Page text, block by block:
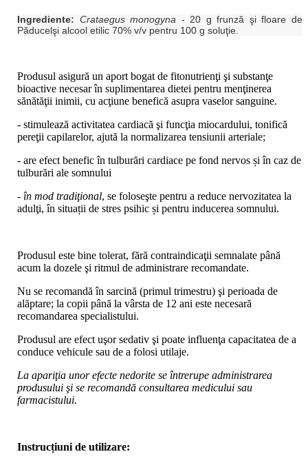
Ingrediente: Crataegus monogyna - 20 g frunză şi floare de
Păducelşi alcool etilic 70% v/v pentru 100 g soluţie.
Produsul asigură un aport bogat de fitonutrienţi şi substanţe
bioactive necesar în suplimentarea dietei pentru menţinerea
sănătăţii inimii, cu acţiune benefică asupra vaselor sanguine.
- stimulează activitatea cardiacă şi funcţia miocardului, tonifică
pereţii capilarelor, ajută la normalizarea tensiunii arteriale;
- are efect benefic în tulburări cardiace pe fond nervos și în caz de
tulburări ale somnului
- în mod tradiţional, se foloseşte pentru a reduce nervozitatea la
adulţi, în situații de stres psihic și pentru inducerea somnului.
Produsul este bine tolerat, fără contraindicaţii semnalate până
acum la dozele şi ritmul de administrare recomandate.
Nu se recomandă în sarcină (primul trimestru) şi perioada de
alăptare; la copii până la vârsta de 12 ani este necesară
recomandarea specialistului.
Produsul are efect uşor sedativ şi poate influenţa capacitatea de a
conduce vehicule sau de a folosi utilaje.
La apariţia unor efecte nedorite se întrerupe administrarea
produsului şi se recomandă consultarea medicului sau
farmacistului.
Instrucțiuni de utilizare: